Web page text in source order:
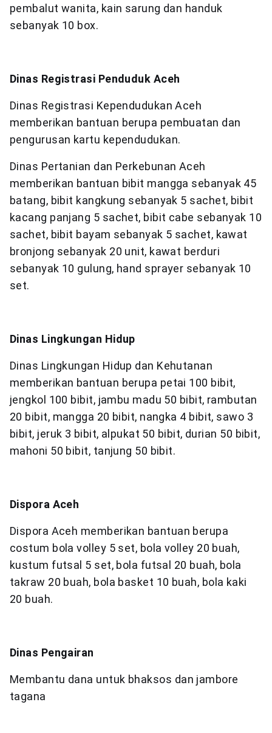
pembalut wanita, kain sarung dan handuk
sebanyak 10 box.
Dinas Registrasi Penduduk Aceh
Dinas Registrasi Kependudukan Aceh
memberikan bantuan berupa pembuatan dan
pengurusan kartu kependudukan.
Dinas Pertanian dan Perkebunan Aceh
memberikan bantuan bibit mangga sebanyak 45
batang, bibit kangkung sebanyak 5 sachet, bibit
kacang panjang 5 sachet, bibit cabe sebanyak 10
sachet, bibit bayam sebanyak 5 sachet, kawat
bronjong sebanyak 20 unit, kawat berduri
sebanyak 10 gulung, hand sprayer sebanyak 10
set.
Dinas Lingkungan Hidup
Dinas Lingkungan Hidup dan Kehutanan
memberikan bantuan berupa petai 100 bibit,
jengkol 100 bibit, jambu madu 50 bibit, rambutan
20 bibit, mangga 20 bibit, nangka 4 bibit, sawo 3
bibit, jeruk 3 bibit, alpukat 50 bibit, durian 50 bibit,
mahoni 50 bibit, tanjung 50 bibit.
Dispora Aceh
Dispora Aceh memberikan bantuan berupa
costum bola volley 5 set, bola volley 20 buah,
kustum futsal 5 set, bola futsal 20 buah, bola
takraw 20 buah, bola basket 10 buah, bola kaki
20 buah.
Dinas Pengairan
Membantu dana untuk bhaksos dan jambore
tagana